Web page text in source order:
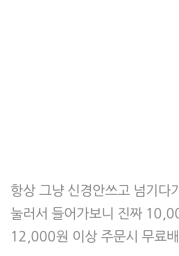
항상 그냥 신경안쓰고 넘기다
눌러서 들어가보니 진짜
12,000원 이상 주문시 무료